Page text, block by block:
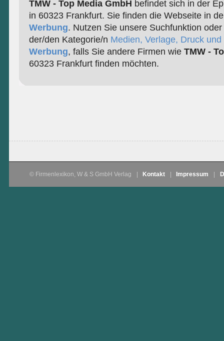
TMW - Top Media GmbH befindet sich in der
in 60323 Frankfurt. Sie finden die Webseite in
Werbung. Nutzen Sie unsere Suchfunktion
der/den Kategorie/n Medien, Verlage, Druck
Werbung, falls Sie andere Firmen wie TMW -
60323 Frankfurt finden möchten.
© Firmenlexikon, W & S GmbH Verlag Kontakt Impressum